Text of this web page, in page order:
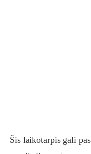
Šis laikotarpis gali